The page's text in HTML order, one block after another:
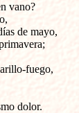
vano?
de mayo,
fuego,
dolor.